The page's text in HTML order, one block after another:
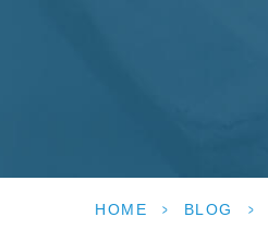
HOME > BLOG >